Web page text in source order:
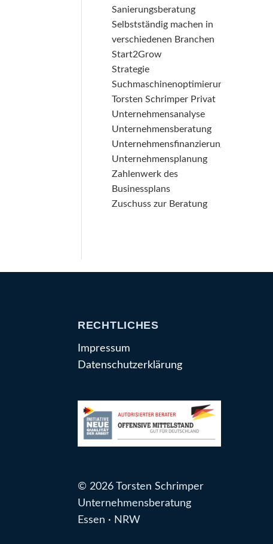
Sanierungsberatung
Selbstständig machen in
verschiedenen Branchen
Start2Grow
Strategie
Suchmaschinenoptimierung
Torsten Schrimper Privat
Unternehmensanalyse
Unternehmensberatung
Unternehmensfinanzierung
Unternehmensplanung
Zahlenwerk des
Businessplans
Zuschuss zur Beratung
RECHTLICHES
Impressum
Datenschutzerklärung
© 2026 Torsten Schrimper
Unternehmensberatung
Essen · NRW